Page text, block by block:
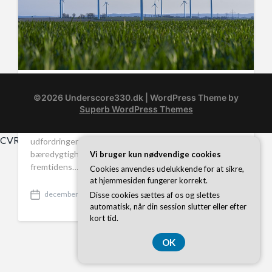
P
o
s
t
d
a
januar 9, 2026
Benchmarking for bæredygtighed: En
grøn rejse mod fremtiden
udfordringer dominerer den globale dagsorden, er
bæredygtighed blevet en uomgængelig faktor for
fremtidens…
P
s
december 24, 2024
©2026 Underscore330.dk
| WordPress Theme by
Superb WordPress Themes
CVR-Nummer 374 077 39
Vi bruger kun nødvendige cookies
Cookies anvendes udelukkende for at sikre,
at hjemmesiden fungerer korrekt.
Disse cookies sættes af os og slettes
automatisk, når din session slutter eller efter
kort tid.
OK